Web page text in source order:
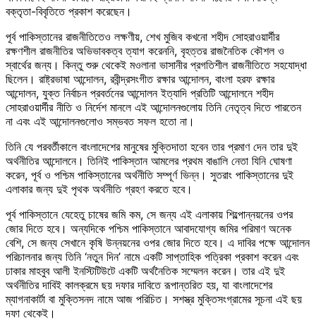
বক্তৃতা-বিবৃতিতে প্রকাশ করেছেন।
পূর্ব পাকিস্তানের রাজনীতিতেও লক্ষণীয়, শেখ মুজিব কখনো শহীদ সোহরাওয়ার্দীর
রক্ষণশীল রাজনীতির অভিভাবকত্ব ত্যাগ করেননি, বৃহত্তর রাজনৈতিক কৌশল ও
স্বার্থের জন্য। কিন্তু শুরু থেকেই মওলানা ভাসানীর প্রগতিশীল রাজনীতিতে সহযোদ্ধা
ছিলেন। রাষ্ট্রভাষা আন্দোলন, রবীন্দ্রসংগীত রক্ষার আন্দোলন, বাংলা হরফ রক্ষার
আন্দোলন, যুক্ত নির্বাচন প্রবর্তনের আন্দোলন ইত্যাদি প্রতিটি আন্দোলনে শহীদ
সোহরাওয়ার্দীর নীতি ও নির্দেশ মানলে এই আন্দোলনগুলোয় তিনি নেতৃত্ব দিতে পারতেন
না এবং এই আন্দোলনগুলোও সম্ভবত সফল হতো না।
তিনি যে পরবর্তীকালে বাংলাদেশের মানুষের মুক্তিদাতা হবেন তার প্রমাণ দেন তার দুই
অর্থনীতির আন্দোলনে। তিনিই পাকিস্তান আমলের প্রথম বাঙালি নেতা যিনি ঘোষণা
করেন, পূর্ব ও পশ্চিম পাকিস্তানের অর্থনীতি সম্পূর্ণ ভিন্ন। সুতরাং পাকিস্তানের দুই
এলাকার জন্য দুই পৃথক অর্থনীতি গ্রহণ করতে হবে।
পূর্ব পাকিস্তানে যেহেতু চাষের জমি কম, সে জন্য এই এলাকায় শিল্পোন্নয়নের ওপর
জোর দিতে হবে। অন্যদিকে পশ্চিম পাকিস্তানে আবাদযোগ্য জমির পরিমাণ অনেক
বেশি, সে জন্য সেখানে কৃষি উন্নয়নের ওপর জোর দিতে হবে। এ দাবির পক্ষে আন্দোলন
পরিচালনার জন্য তিনি ‘নতুন দিন’ নামে একটি সাপ্তাহিক পত্রিকা প্রকাশ করেন এবং
ঢাকার মাহবুব আলী ইনস্টিটিউটে একটি অর্থনৈতিক সম্মেলন করেন। তার এই দুই
অর্থনীতির দাবিই কালক্রমে ছয় দফার দাবিতে রূপান্তরিত হয়, যা বাংলাদেশের
ম্যাগনাকার্টা বা মুক্তিসনদ নামে আজ পরিচিত। সশস্ত্র মুক্তিসংগ্রামের সূচনা এই ছয়
দফা থেকেই।